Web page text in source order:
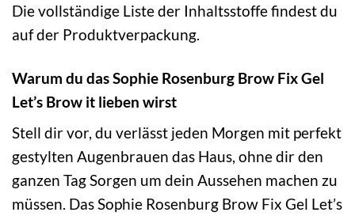
Die vollständige Liste der Inhaltsstoffe findest du
auf der Produktverpackung.
Warum du das Sophie Rosenburg Brow Fix Gel
Let’s Brow it lieben wirst
Stell dir vor, du verlässt jeden Morgen mit perfekt
gestylten Augenbrauen das Haus, ohne dir den
ganzen Tag Sorgen um dein Aussehen machen zu
müssen. Das Sophie Rosenburg Brow Fix Gel Let’s